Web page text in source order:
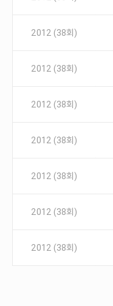
사무국위치
2012 (38회)
2012 (38회)
2012 (38회)
2012 (38회)
2012 (38회)
2012 (38회)
2012 (38회)